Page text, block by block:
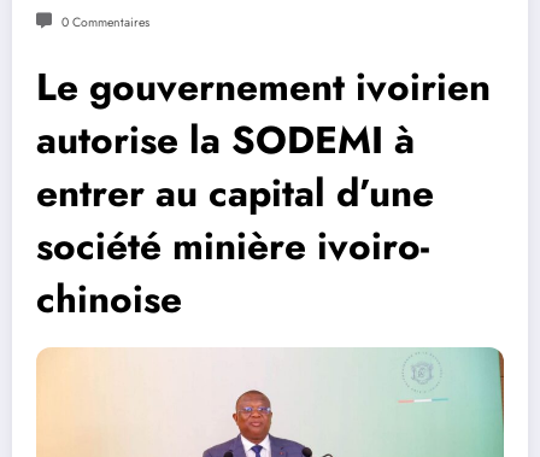
0 Commentaires
Le gouvernement ivoirien
autorise la SODEMI à
entrer au capital d’une
société minière ivoiro-
chinoise